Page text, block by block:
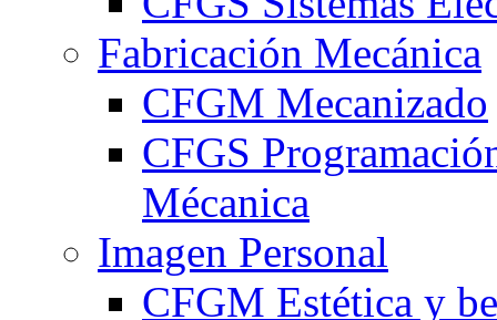
Fabricación Mecánica
CFGM Mecanizado
CFGS
Mécanica
Imagen Personal
CFGM Estética y